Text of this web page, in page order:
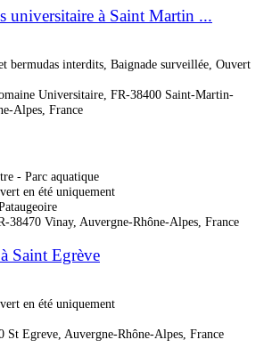
universitaire à Saint Martin ...
bermudas interdits, Baignade surveillée, Ouvert
Universitaire, FR-38400 Saint-Martin-
Alpes, France
- Parc aquatique
en été uniquement
38470 Vinay, Auvergne-Rhône-Alpes, France
Saint Egrève
en été uniquement
St Egreve, Auvergne-Rhône-Alpes, France